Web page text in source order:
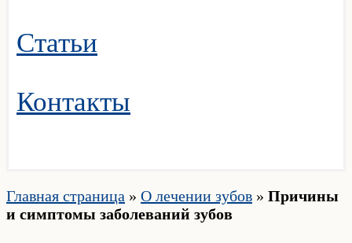
Статьи
Контакты
Главная страница » О лечении зубов » Причины
и симптомы заболеваний зубов